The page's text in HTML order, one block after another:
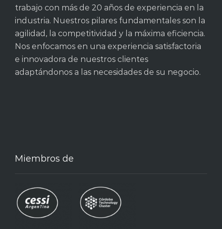
trabajo con más de 20 años de experiencia en la
industria. Nuestros pilares fundamentales son la
agilidad, la competitividad y la máxima eficiencia.
Nos enfocamos en una experiencia satisfactoria
e innovadora de nuestros clientes
adaptándonos a las necesidades de su negocio.
Miembros de